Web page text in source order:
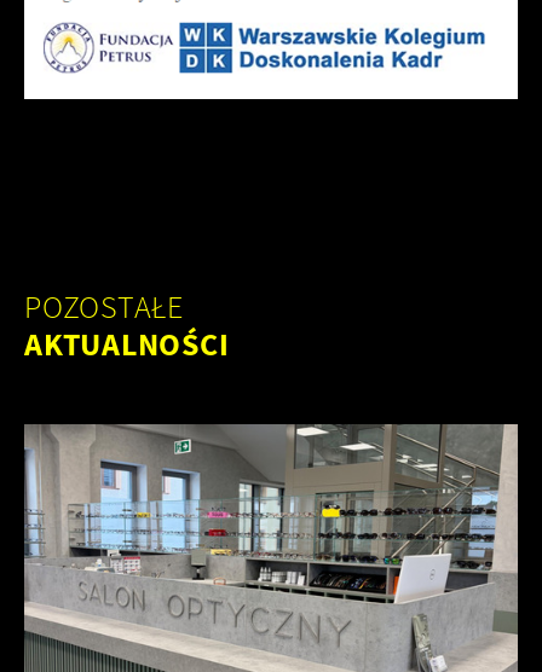
POZOSTAŁE
AKTUALNOŚCI